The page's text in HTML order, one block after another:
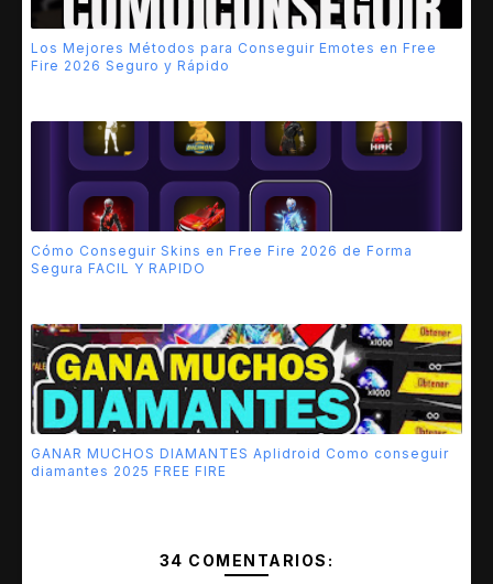
Los Mejores Métodos para Conseguir Emotes en Free
Fire 2026 Seguro y Rápido
Cómo Conseguir Skins en Free Fire 2026 de Forma
Segura FACIL Y RAPIDO
GANAR MUCHOS DIAMANTES Aplidroid Como conseguir
diamantes 2025 FREE FIRE
34 COMENTARIOS: